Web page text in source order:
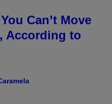
Can’t Move
According to